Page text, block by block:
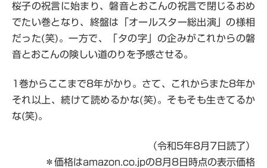
桜子の祝言に始まり、磐音とおこんの祝言で閉じるおめ
でたい巻となり、終盤は「オールスター総出演」の様相
だった(笑)。一方で、「タの字」の企みがこれからの磐
音とおこんの険しい道のりを予感させる。
1巻からここまで8年がかり。さて、これからまた8年か
それ以上、続けて読めるかな(笑)。そもそも生きてるか
な(笑)。
（令和5年8月7日読了）
＊価格はamazon.co.jpの8月8日時点の表示価格